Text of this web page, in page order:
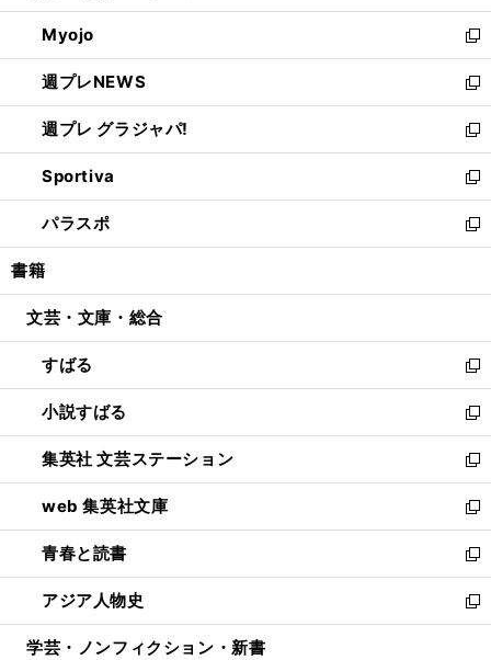
開
く
ウ
で
開
く
ン
ド
ウ
で
開
く
ウ
ィ
ン
ド
ウ
で
開
く
Myojo
新
し
い
ウ
ィ
ン
ド
ウ
で
開
週プレNEWS
新
し
い
ウ
ィ
ン
ド
ウ
開
週プレ グラジャパ!
新
し
い
ウ
ィ
ン
ウ
開
く
Sportiva
新
し
い
ウ
ン
ウ
で
開
く
パラスポ
新
し
ウ
ン
ド
ウ
で
開
く
書籍
文芸・文庫・総合
すばる
新
し
い
ウ
ィ
ン
ド
ウ
で
開
く
小説すばる
新
し
い
ウ
ィ
ン
ド
ウ
で
開
集英社 文芸ステーション
新
し
い
ウ
ィ
ン
ド
ウ
web 集英社文庫
新
し
い
ウ
ィ
ン
青春と読書
新
し
い
ウ
アジア人物史
新
し
学芸・ノンフィクション・新書